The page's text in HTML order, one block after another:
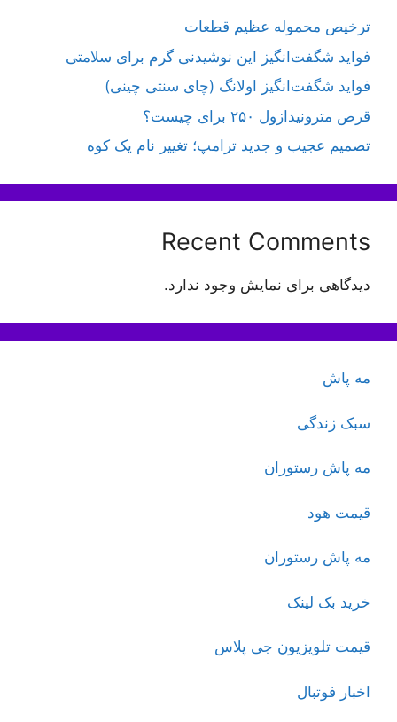
ترخیص محموله عظیم قطعات
فواید شگفت‌انگیز این نوشیدنی گرم برای سلامتی
فواید شگفت‌انگیز اولانگ (چای سنتی چینی)
قرص مترونیدازول ۲۵۰ برای چیست؟
تصمیم عجیب و جدید ترامپ؛ تغییر نام یک کوه
Recent Comments
دیدگاهی برای نمایش وجود ندارد.
مه پاش
سبک زندگی
مه پاش رستوران
قیمت هود
مه پاش رستوران
خرید بک لینک
قیمت تلویزیون جی پلاس
اخبار فوتبال